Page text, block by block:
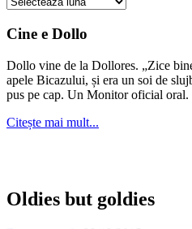
în
Cine e Dollo
Dollo vine de la Dollores. „Zice
apele Bicazului, și era un soi de
pus pe cap. Un Monitor oficial oral.
Citește mai mult...
Oldies but goldies